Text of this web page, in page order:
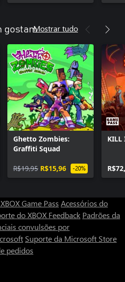
gostamMostrar tudo
Ghetto Zombies:
Graffiti Squad
R$19,95 R$15,96 -20%
KILL
XBOX Game Pass Acessórios do
do XBOX Feedback Padrões da
convulsões por
Suporte da Microsoft Store
pedidos